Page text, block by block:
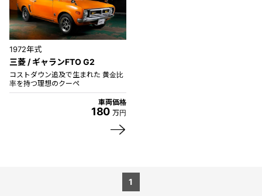
1972年式
三菱 / ギャランFTO G2
コストダウン追及で生まれた 黄金比
率を持つ理想のクーペ
車両価格
180 万円
1